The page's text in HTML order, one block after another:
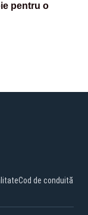
pentru o
Cod de conduită